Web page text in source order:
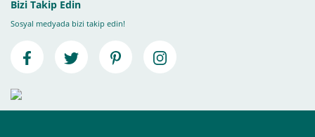
Bizi Takip Edin
Sosyal medyada bizi takip edin!